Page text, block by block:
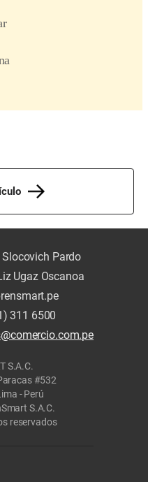
Pardo
Ugaz Oscanoa
311 6500
S.A.C.
#532
- Perú
S.A.C.
reservados